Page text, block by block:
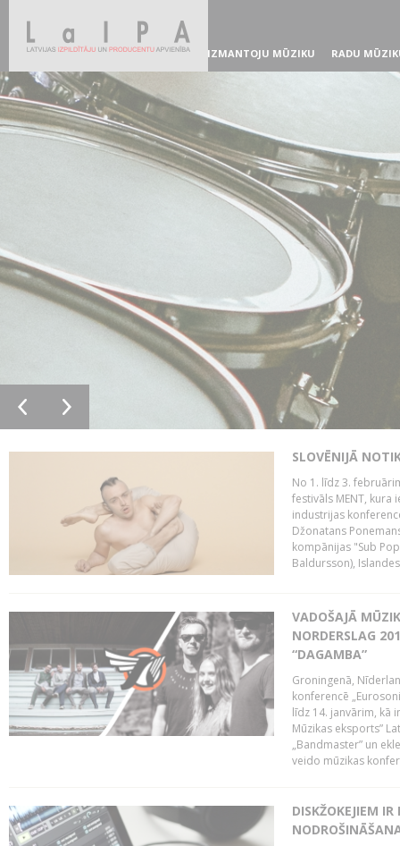
IZMANTOJU MŪZIKU RADU
SLOVĒNIJĀ
No 1. līdz 3.
festivāls MENT, kura
industrijas
Džonatans
kompānijas "Sub
Baldursson),
VADOŠAJĀ
NORDERSLAG
“DAGAMBA”
Groningenā,
konferencē
līdz 14. janvārim, kā
Mūzikas eksports”
„Bandmaster” un
veido mūzikas
DISKŽOKEJIEM